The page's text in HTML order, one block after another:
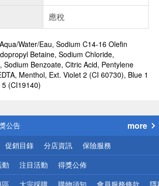
應稅
Water/Eau, Sodium C14-16 Olefin
Betaine, Sodium Chloride,
Sodium Benzoate, Citric Acid, Pentylene
Menthol, Ext. Violet 2 (CI 60730), Blue 1
(CI19140)
公告
話題
優惠
地區配送
網頁！請小心！
more
促銷目錄 分店資訊 保險服務
注目活動 得獎公佈
區 大宗採購 購物須知 會員服務條款 隱